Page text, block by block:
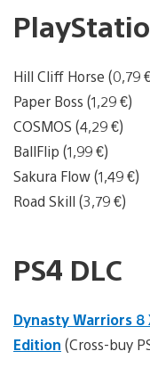
Hill Cliff Horse (0,79
Paper Boss (1,29 €)
COSMOS (4,29 €)
BallFlip (1,99 €)
Sakura Flow (1,49 €)
Road Skill (3,79 €)
PS4 DLC
Dynasty Warriors
Edition (Cross-buy